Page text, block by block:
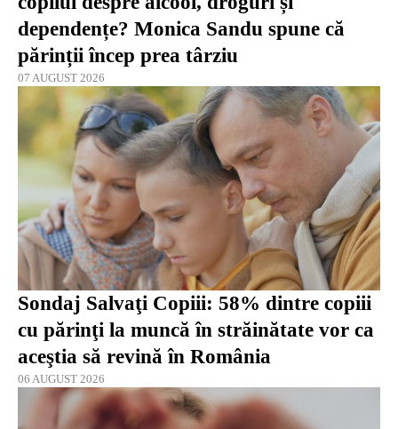
dependențe? Monica Sandu spune că
părinții încep prea târziu
07 AUGUST 2026
Sondaj Salvaţi Copiii: 58% dintre copiii
cu părinţi la muncă în străinătate vor ca
aceştia să revină în România
06 AUGUST 2026